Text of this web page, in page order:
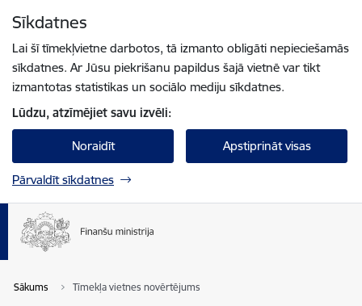
Sīkdatnes
Lai šī tīmekļvietne darbotos, tā izmanto obligāti nepieciešamās
sīkdatnes. Ar Jūsu piekrišanu papildus šajā vietnē var tikt
izmantotas statistikas un sociālo mediju sīkdatnes.
Lūdzu, atzīmējiet savu izvēli:
Noraidīt Apstiprināt visas
Pārvaldīt sīkdatnes
Sākums Tīmekļa vietnes novērtējums